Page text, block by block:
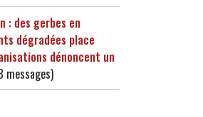
: des gerbes en
dégradées place
dénoncent un
messages)